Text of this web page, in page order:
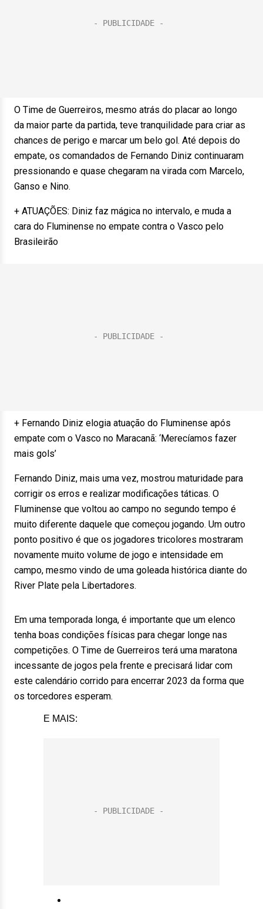
O Time de Guerreiros, mesmo atrás do placar ao longo
da maior parte da partida, teve tranquilidade para criar as
chances de perigo e marcar um belo gol. Até depois do
empate, os comandados de Fernando Diniz continuaram
pressionando e quase chegaram na virada com Marcelo,
Ganso e Nino.
+ ATUAÇÕES: Diniz faz mágica no intervalo, e muda a
cara do Fluminense no empate contra o Vasco pelo
Brasileirão
+ Fernando Diniz elogia atuação do Fluminense após
empate com o Vasco no Maracanã: ‘Merecíamos fazer
mais gols’
Fernando Diniz, mais uma vez, mostrou maturidade para
corrigir os erros e realizar modificações táticas. O
Fluminense que voltou ao campo no segundo tempo é
muito diferente daquele que começou jogando. Um outro
ponto positivo é que os jogadores tricolores mostraram
novamente muito volume de jogo e intensidade em
campo, mesmo vindo de uma goleada histórica diante do
River Plate pela Libertadores.
Em uma temporada longa, é importante que um elenco
tenha boas condições físicas para chegar longe nas
competições. O Time de Guerreiros terá uma maratona
incessante de jogos pela frente e precisará lidar com
este calendário corrido para encerrar 2023 da forma que
os torcedores esperam.
E MAIS: